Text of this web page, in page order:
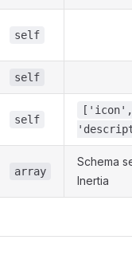
self
self
self
array
Schema
Inertia